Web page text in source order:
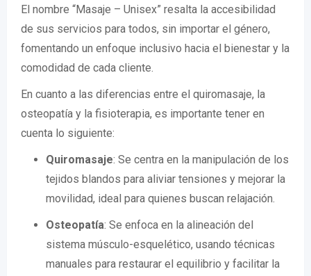
El nombre “Masaje – Unisex” resalta la accesibilidad
de sus servicios para todos, sin importar el género,
fomentando un enfoque inclusivo hacia el bienestar y la
comodidad de cada cliente.
En cuanto a las diferencias entre el quiromasaje, la
osteopatía y la fisioterapia, es importante tener en
cuenta lo siguiente:
Quiromasaje: Se centra en la manipulación de los
tejidos blandos para aliviar tensiones y mejorar la
movilidad, ideal para quienes buscan relajación.
Osteopatía: Se enfoca en la alineación del
sistema músculo-esquelético, usando técnicas
manuales para restaurar el equilibrio y facilitar la